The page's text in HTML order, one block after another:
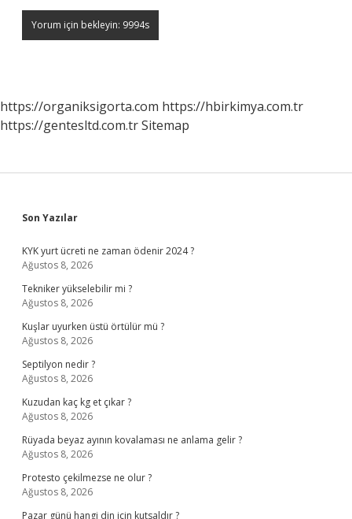
https://organiksigorta.com https://hbirkimya.com.tr
https://gentesltd.com.trSitemap
Sidebar
Son Yazılar
KYK yurt ücreti ne zaman ödenir 2024 ?
Ağustos 8, 2026
Tekniker yükselebilir mi ?
Ağustos 8, 2026
Kuşlar uyurken üstü örtülür mü ?
Ağustos 8, 2026
Septilyon nedir ?
Ağustos 8, 2026
Kuzudan kaç kg et çıkar ?
Ağustos 8, 2026
Rüyada beyaz ayının kovalaması ne anlama gelir ?
Ağustos 8, 2026
Protesto çekilmezse ne olur ?
Ağustos 8, 2026
Pazar günü hangi din için kutsaldır ?